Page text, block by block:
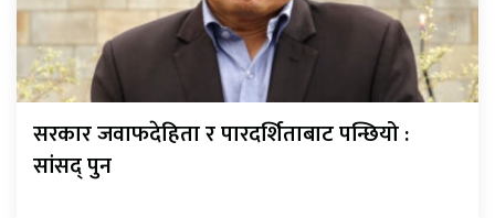
सरकार जवाफदेहिता र पारदर्शिताबाट पन्छियो :
सांसद् पुन